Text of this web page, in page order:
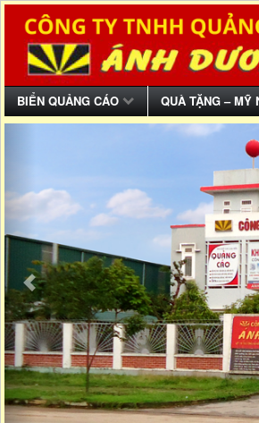
BIỂN QUẢNG CÁO QUÀ TẶNG – MỸ